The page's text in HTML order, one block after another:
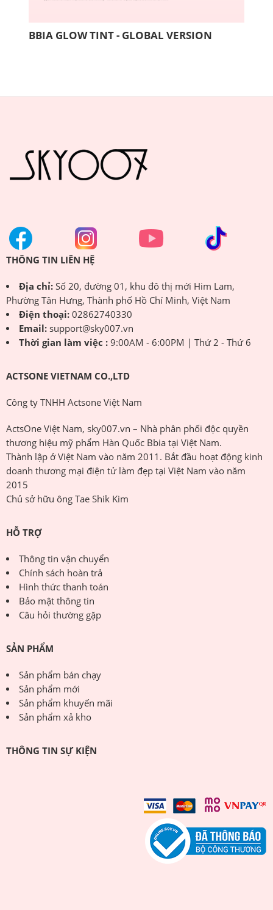
BBIA GLOW TINT - GLOBAL VERSION
THÔNG TIN LIÊN HỆ
Địa chỉ:Số 20, đường 01, khu đô thị mới Him Lam,
Phường Tân Hưng, Thành phố Hồ Chí Minh, Việt Nam
Điện thoại:02862740330
Email:support@sky007.vn
Thời gian làm việc :9:00AM - 6:00PM | Thứ 2 - Thứ 6
ACTSONE VIETNAM CO.,LTD
Công ty TNHH Actsone Việt Nam
ActsOne Việt Nam, sky007.vn – Nhà phân phối độc quyền
thương hiệu mỹ phẩm Hàn Quốc Bbia tại Việt Nam.
Thành lập ở Việt Nam vào năm 2011. Bắt đầu hoạt động kinh
doanh thương mại điện tử làm đẹp tại Việt Nam vào năm
2015
Chủ sở hữu ông Tae Shik Kim
HỖ TRỢ
Thông tin vận chuyển
Chính sách hoàn trả
Hình thức thanh toán
Bảo mật thông tin
Câu hỏi thường gặp
SẢN PHẨM
Sản phẩm bán chạy
Sản phẩm mới
Sản phẩm khuyến mãi
Sản phẩm xả kho
THÔNG TIN SỰ KIỆN